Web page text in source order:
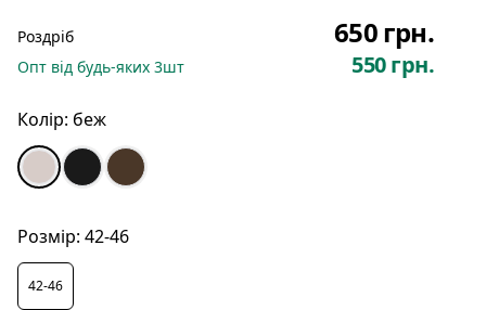
Роздріб 650 грн.
Опт від будь-яких 3шт 550 грн.
Колір: беж
Розмір: 42-46
42-46